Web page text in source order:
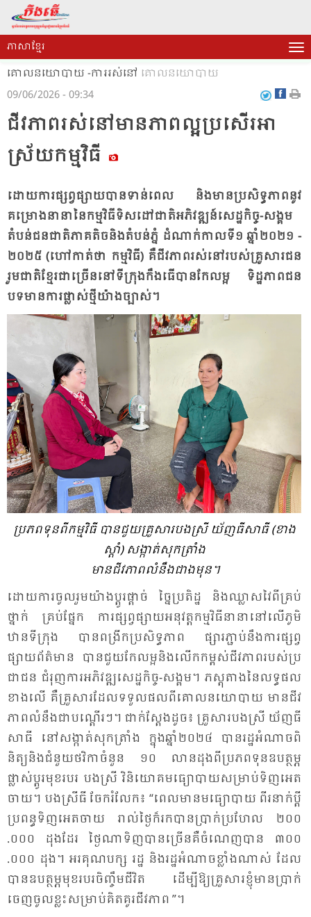
ភាសាខ្មែរ
គោលនយោបាយ -ការរស់នៅ គោលនយោបាយ
09/06/2026 - 09:34
ជីវ​ភាព​រស់​នៅ​មាន​ភាព​ល្អ​ប្រ​សើរ​អា​
ស្រ័យ​កម្ម​វិធី
ដោយ​ការ​ផ្សព្វ​ផ្សាយ​បាន​ទាន់​ពេល និង​មាន​ប្រ​សិទ្ធ​ភាព​នូវ​
គម្រោង​នា​នា​នៃ​កម្ម​វិធី​ទិស​ដៅ​ជាតិ​អភិ​វឌ្ឍន៍​សេដ្ឋ​កិច្ច​-សង្គម
តំ​បន់​ជន​ជាតិ​ភាគ​តិច​និង​តំ​បន់​ភ្នំ ដំ​ណាក់​កាល​ទី​១ ឆ្នាំ​២០២១ -
២០២៥ (ហៅ​កាត់​ថា កម្ម​វិធី) គឺ​ជីវ​ភាព​រស់​នៅ​របស់​គ្រួ​សារ​ជន​
រួម​ជាតិ​ខ្មែរ​ជា​ច្រើន​នៅ​ទី​ក្រុង​កឹង​ធើ​បាន​កែ​លម្អ ទិដ្ឋ​ភាព​ជន​
បទ​មាន​ការ​ផ្លាស់​ថ្មី​យ៉ាង​ច្បាស់។
ប្រ​ភព​ទុន​ពី​កម្ម​វិធី បាន​ជួយ​គ្រួ​សារ​បង​ស្រី យ័ញ​ធី​សា​ធី ​(ខាង​
ស្តាំ) សង្កាត់​សុក​ត្រាំង
មានជីវភាពលំនឹងជាងមុន។
ដោយ​ការ​ចូល​រួម​យ៉ាង​ប្តូរ​ផ្តាច់ ច្នៃ​ប្រ​តិដ្ឋ និង​ឈ្លាស​វៃ​ពី​គ្រប់​
ថ្នាក់ គ្រប់​ផ្នែក ការ​ផ្សព្វ​ផ្សាយ​អនុ​វត្ត​កម្ម​វិធី​នានា​នៅ​លើ​ភូមិ​
ឋាន​ទី​ក្រុង បាន​ពង្រីក​ប្រ​សិទ្ធ​ភាព ផ្សារ​ភ្ជាប់​នឹង​ការ​ផ្សព្វ​
ផ្សាយព័ត៌​មាន បាន​ជួយ​កែ​លម្អ​និង​លើក​កម្ពស់​ជីវ​ភាព​របស់​ប្រ​
ជា​ជន ជំ​រុញ​ការ​អភិ​វឌ្ឍ​សេដ្ឋ​កិច្ច-សង្គម។ ភស្តុ​តាង​នៃ​លទ្ធ​ផល​
ខាង​លើ គឺ​គ្រួ​សារ​ដែល​ទទួល​ផល​ពី​គោល​នយោ​បាយ មាន​ជីវ​
ភាព​លំ​នឹង​ជា​បណ្តើរៗ។ ជាក់​ស្តែង​ដូច៖ គ្រួ​សារ​បង​ស្រី យ័ញ​ធី​
សា​ធី នៅ​សង្កាត់​សុក​ត្រាំង ​ក្នុង​ឆ្នាំ​២០២៤ បាន​រដ្ឋ​អំ​ណាច​ពិ​
និត្យ​និង​ជំ​នួយ​ថវិ​កា​ចំ​នួន ១០ លាន​ដុង​ពី​ប្រ​ភព​ទុន​ឧបត្ថម្ភ​
ផ្លាស់​ប្តូរ​មុខ​របរ បង​ស្រី​ វិនិ​យោគ​មធ្យោ​បាយ​សម្រាប់​ទិញ​អេត​
ចាយ។ បង​ស្រី​ធី ចែក​រំ​លែក៖ “ពេល​មាន​មធ្យោ​បាយ ពីរ​នាក់​ប្តី​
ប្រ​ពន្ធ​ទិញ​អេត​ចាយ រាល់​ថ្ងៃ​ក៏​រក​បាន​ប្រាក់​ប្រ​ហែល ២០០​
.០០០ ដុង​ដែរ ថ្ងៃ​ណា​ទិញ​បាន​ច្រើន​គឺ​ចំ​ណេញ​បាន ៣០០​
.០០០ ដុង។ អរ​គុណ​បក្ស រដ្ឋ និង​រដ្ឋ​អំ​ណាច​ខ្លាំង​ណាស់ ដែល​
បាន​ឧបត្ថម្ភ​មុខ​របរ​ចិញ្ចឹម​ជី​វិត ដើម្បី​ឱ្យ​គ្រួ​សារ​ខ្ញុំ​មាន​ប្រាក់​
ចេញ​ចូល​ខ្លះ​សម្រាប់​គិត​គូរ​ជីវ​ភាព ”។